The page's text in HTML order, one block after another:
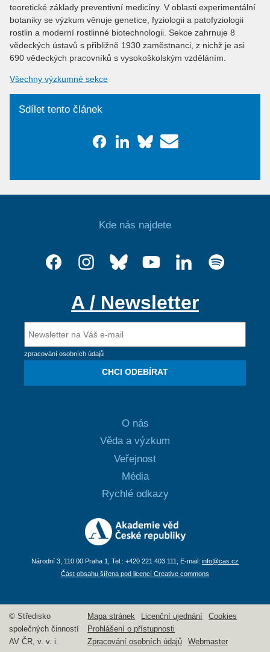
teoretické základy preventivní medicíny. V oblasti experimentální
botaniky se výzkum věnuje genetice, fyziologii a patofyziologii
rostlin a moderní rostlinné biotechnologii. Sekce zahrnuje 8
vědeckých ústavů s přibližně 1930 zaměstnanci, z nichž je asi
690 vědeckých pracovníků s vysokoškolským vzděláním.
Všechny výzkumné sekce
Sdílet tento článek
Kde nás najdete
A / Newsletter
zpracování osobních údajů
CHCI ODEBÍRAT
O nás
Věda a výzkum
Veřejnost
Média
Rychlé odkazy
Národní 3, 110 00 Praha 1, Tel.: +420 221 403 111, E-mail: info@cas.cz
Část obsahu šířena pod licencí Creative commons
© Středisko
společných činností
AV ČR, v. v. i.
Mapa stránek Licenční ujednání
Cookies
Prohlášení o přístupnosti
Zpracování osobních údajů
Webmaster